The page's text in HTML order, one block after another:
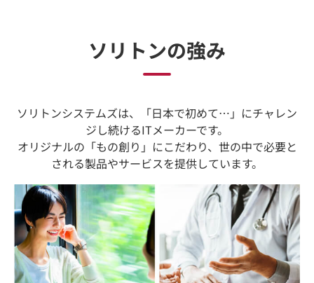
ソリトンの強み
ソリトンシステムズは、「日本で初めて…」にチャレン
ジし続けるITメーカーです。
オリジナルの「もの創り」にこだわり、世の中で必要と
される製品やサービスを提供しています。